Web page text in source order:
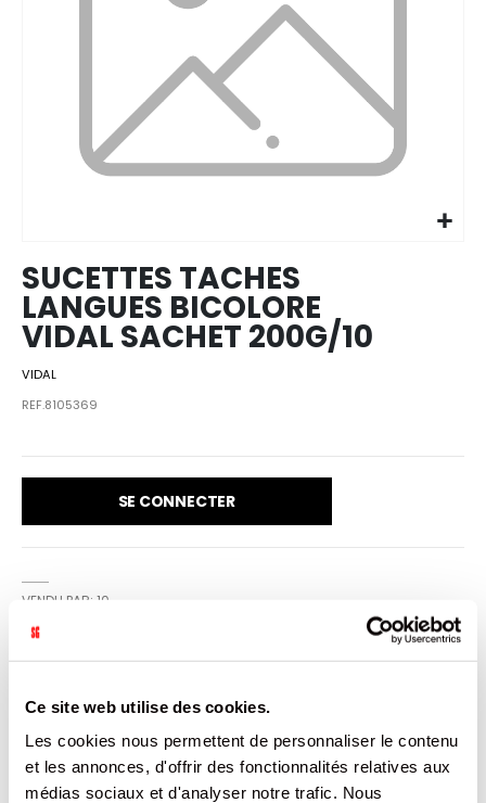
Ce site web utilise des cookies.
Les cookies nous permettent de personnaliser le contenu
et les annonces, d'offrir des fonctionnalités relatives aux
médias sociaux et d'analyser notre trafic. Nous
images
gallery
SUCETTES TACHES
LANGUES BICOLORE
VIDAL SACHET 200G/10
VIDAL
REF.8105369
SE CONNECTER
VENDU PAR: 10
Prêt-à-vendre de 10 sachets de 200g de sucettes Tache
Langue.